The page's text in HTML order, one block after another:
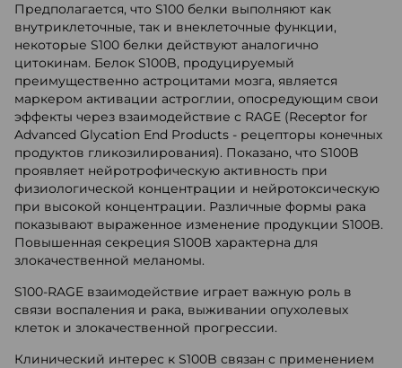
Предполагается, что S100 белки выполняют как
внутриклеточные, так и внеклеточные функции,
некоторые S100 белки действуют аналогично
цитокинам. Белок S100B, продуцируемый
преимущественно астроцитами мозга, является
маркером активации астроглии, опосредующим свои
эффекты через взаимодействие с RAGE (Receptor for
Advanced Glycation End Products - рецепторы конечных
продуктов гликозилирования). Показано, что S100B
проявляет нейротрофическую активность при
физиологической концентрации и нейротоксическую
при высокой концентрации. Различные формы рака
показывают выраженное изменение продукции S100B.
Повышенная секреция S100B характерна для
злокачественной меланомы.
S100-RAGE взаимодействие играет важную роль в
связи воспаления и рака, выживании опухолевых
клеток и злокачественной прогрессии.
Клинический интерес к S100B связан с применением